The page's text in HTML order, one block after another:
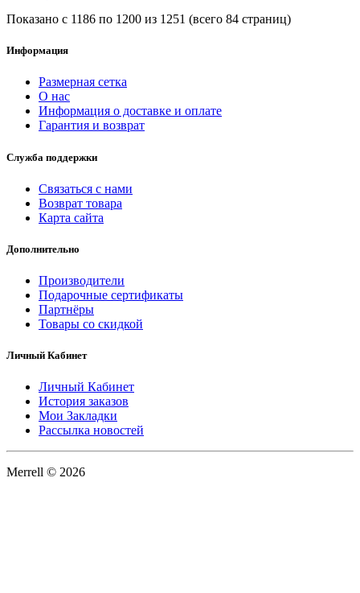
Показано с 1186 по 1200 из 1251 (всего 84 страниц)
Информация
Размерная сетка
О нас
Информация о доставке и оплате
Гарантия и возврат
Служба поддержки
Связаться с нами
Возврат товара
Карта сайта
Дополнительно
Производители
Подарочные сертификаты
Партнёры
Товары со скидкой
Личный Кабинет
Личный Кабинет
История заказов
Мои Закладки
Рассылка новостей
Merrell © 2026